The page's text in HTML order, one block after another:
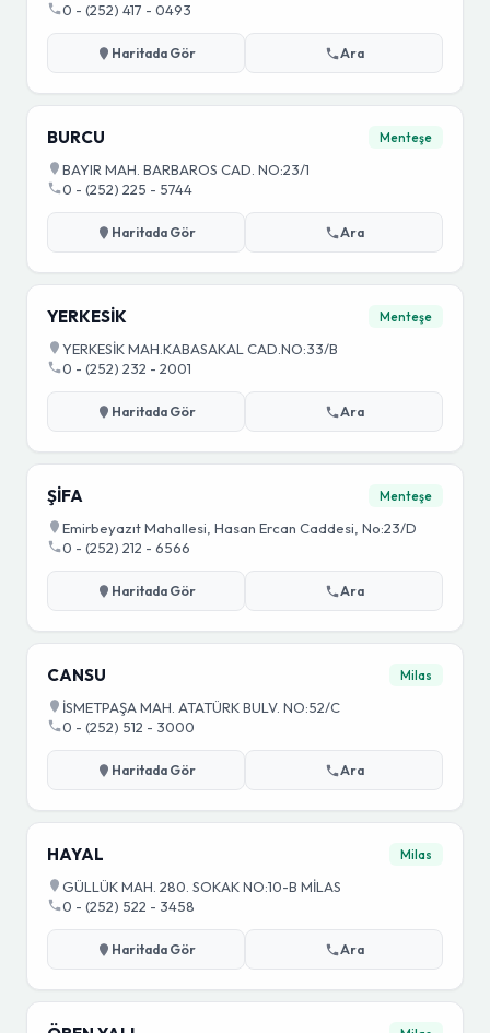
0 - (252) 417 - 0493
Haritada Gör Ara
BURCU Menteşe
BAYIR MAH. BARBAROS CAD. NO:23/1
0 - (252) 225 - 5744
Haritada Gör Ara
YERKESİK Menteşe
YERKESİK MAH.KABASAKAL CAD.NO:33/B
0 - (252) 232 - 2001
Haritada Gör Ara
ŞİFA Menteşe
Emirbeyazıt Mahallesi, Hasan Ercan Caddesi, No:23/D
0 - (252) 212 - 6566
Haritada Gör Ara
CANSU Milas
İSMETPAŞA MAH. ATATÜRK BULV. NO:52/C
0 - (252) 512 - 3000
Haritada Gör Ara
HAYAL Milas
GÜLLÜK MAH. 280. SOKAK NO:10-B MİLAS
0 - (252) 522 - 3458
Haritada Gör Ara